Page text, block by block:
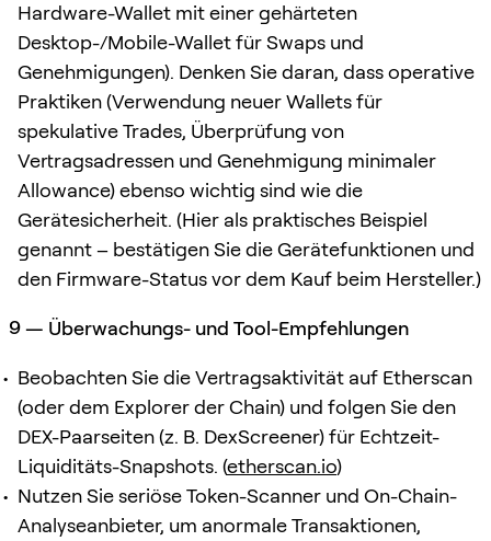
Hardware-Wallet mit einer gehärteten
Desktop-/Mobile-Wallet für Swaps und
Genehmigungen). Denken Sie daran, dass operative
Praktiken (Verwendung neuer Wallets für
spekulative Trades, Überprüfung von
Vertragsadressen und Genehmigung minimaler
Allowance) ebenso wichtig sind wie die
Gerätesicherheit. (Hier als praktisches Beispiel
genannt – bestätigen Sie die Gerätefunktionen und
den Firmware-Status vor dem Kauf beim Hersteller.)
9 — Überwachungs- und Tool-Empfehlungen
Beobachten Sie die Vertragsaktivität auf Etherscan
(oder dem Explorer der Chain) und folgen Sie den
DEX-Paarseiten (z. B. DexScreener) für Echtzeit-
Liquiditäts-Snapshots. (etherscan.io)
Nutzen Sie seriöse Token-Scanner und On-Chain-
Analyseanbieter, um anormale Transaktionen,